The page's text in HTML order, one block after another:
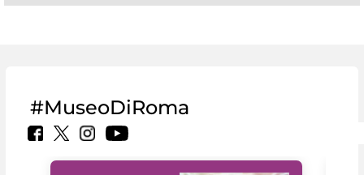
#MuseoDiRoma